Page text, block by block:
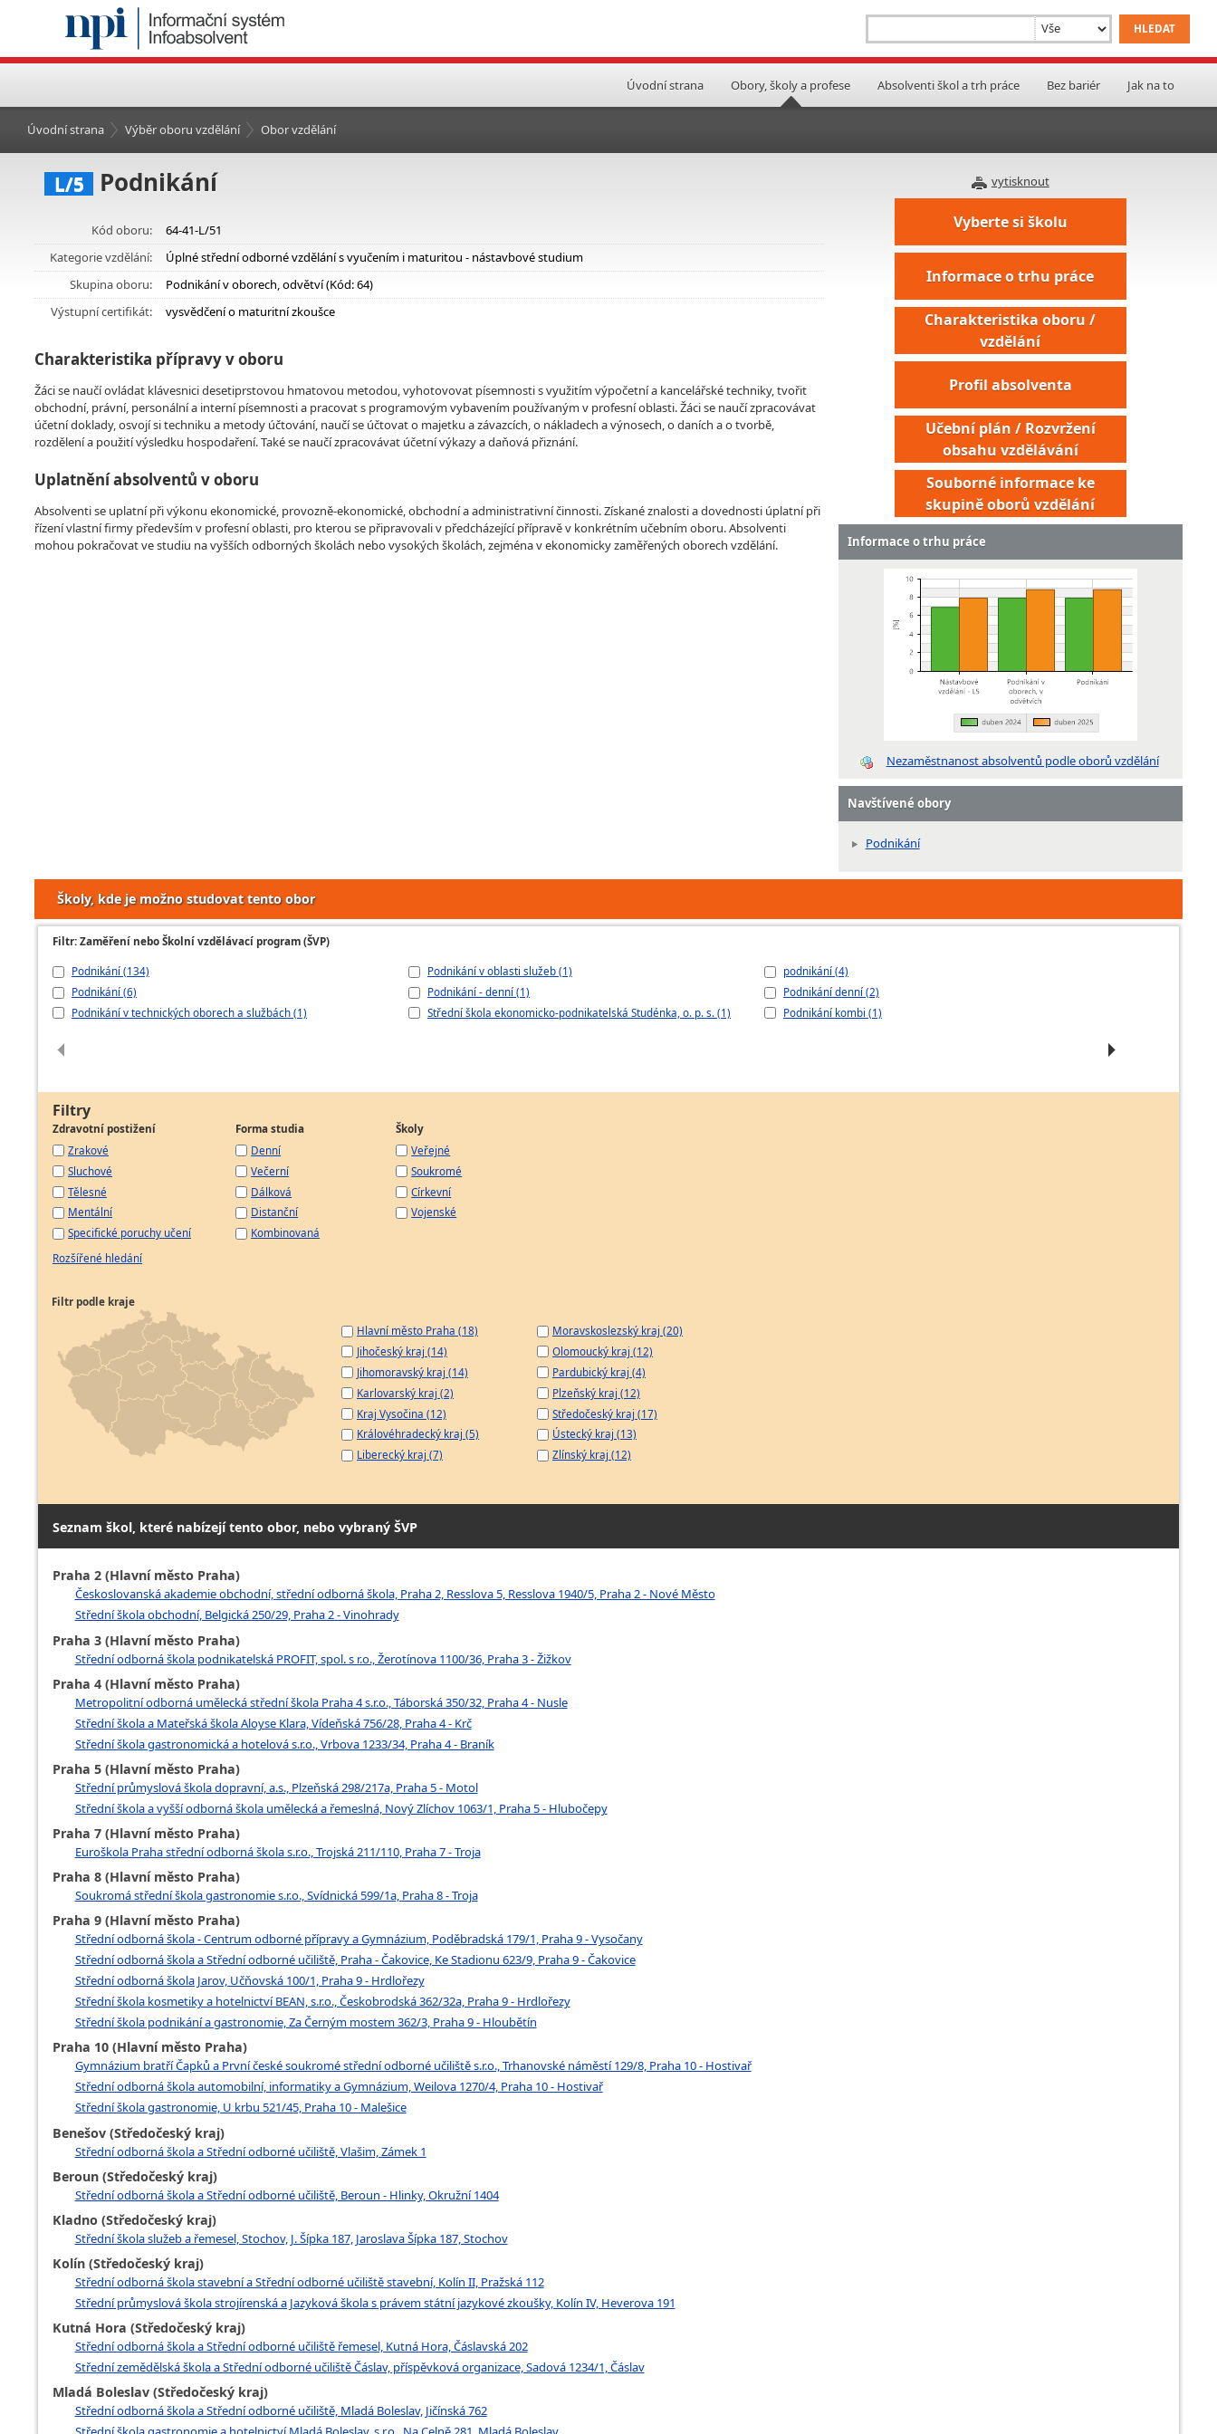
Úvodní strana Obory, školy a profese Absolventi škol a trh práce Bez bariér Jak na to
Úvodní strana Výběr oboru vzdělání Obor vzdělání
vytisknout
L/5 Podnikání
Kód oboru:
64-41-L/51
Kategorie vzdělání:
Úplné střední odborné vzdělání s vyučením i maturitou - nástavbové studium
Skupina oboru:
Podnikání v oborech, odvětví (Kód: 64)
Výstupní certifikát:
vysvědčení o maturitní zkoušce
Charakteristika přípravy v oboru
Žáci se naučí ovládat klávesnici desetiprstovou hmatovou metodou, vyhotovovat písemnosti s využitím výpočetní a kancelářské techniky, tvořit
obchodní, právní, personální a interní písemnosti a pracovat s programovým vybavením používaným v profesní oblasti. Žáci se naučí zpracovávat
účetní doklady, osvojí si techniku a metody účtování, naučí se účtovat o majetku a závazcích, o nákladech a výnosech, o daních a o tvorbě,
rozdělení a použití výsledku hospodaření. Také se naučí zpracovávat účetní výkazy a daňová přiznání.
Uplatnění absolventů v oboru
Absolventi se uplatní při výkonu ekonomické, provozně-ekonomické, obchodní a administrativní činnosti. Získané znalosti a dovednosti úplatní při
řízení vlastní firmy především v profesní oblasti, pro kterou se připravovali v předcházející přípravě v konkrétním učebním oboru. Absolventi
mohou pokračovat ve studiu na vyšších odborných školách nebo vysokých školách, zejména v ekonomicky zaměřených oborech vzdělání.
Vyberte si školu
Informace o trhu práce
Charakteristika oboru /
vzdělání
Profil absolventa
Učební plán / Rozvržení
obsahu vzdělávání
Souborné informace ke
skupině oborů vzdělání
Informace o trhu práce
Nezaměstnanost absolventů podle oborů vzdělání
Navštívené obory
Podnikání
Školy, kde je možno studovat tento obor
Filtr: Zaměření nebo Školní vzdělávací program (ŠVP)
Podnikání (134)
Podnikání (6)
Podnikání v technických oborech a službách (1)
Podnikání v oblasti služeb (1)
Podnikání - denní (1)
Střední škola ekonomicko-podnikatelská Studénka, o. p. s. (1)
podnikání (4)
Podnikání denní (2)
Podnikání kombi (1)
Filtry
Zdravotní postižení
Zrakové
Sluchové
Tělesné
Mentální
Specifické poruchy učení
Forma studia
Denní
Večerní
Dálková
Distanční
Kombinovaná
Školy
Veřejné
Soukromé
Církevní
Vojenské
Rozšířené hledání
Filtr podle kraje
Hlavní město Praha (18)
Jihočeský kraj (14)
Jihomoravský kraj (14)
Karlovarský kraj (2)
Kraj Vysočina (12)
Královéhradecký kraj (5)
Liberecký kraj (7)
Moravskoslezský kraj (20)
Olomoucký kraj (12)
Pardubický kraj (4)
Plzeňský kraj (12)
Středočeský kraj (17)
Ústecký kraj (13)
Zlínský kraj (12)
Seznam škol, které nabízejí tento obor, nebo vybraný ŠVP
Praha 2 (Hlavní město Praha)
Českoslovanská akademie obchodní, střední odborná škola, Praha 2, Resslova 5, Resslova 1940/5, Praha 2 - Nové Město
Střední škola obchodní, Belgická 250/29, Praha 2 - Vinohrady
Praha 3 (Hlavní město Praha)
Střední odborná škola podnikatelská PROFIT, spol. s r.o., Žerotínova 1100/36, Praha 3 - Žižkov
Praha 4 (Hlavní město Praha)
Metropolitní odborná umělecká střední škola Praha 4 s.r.o., Táborská 350/32, Praha 4 - Nusle
Střední škola a Mateřská škola Aloyse Klara, Vídeňská 756/28, Praha 4 - Krč
Střední škola gastronomická a hotelová s.r.o., Vrbova 1233/34, Praha 4 - Braník
Praha 5 (Hlavní město Praha)
Střední průmyslová škola dopravní, a.s., Plzeňská 298/217a, Praha 5 - Motol
Střední škola a vyšší odborná škola umělecká a řemeslná, Nový Zlíchov 1063/1, Praha 5 - Hlubočepy
Praha 7 (Hlavní město Praha)
Euroškola Praha střední odborná škola s.r.o., Trojská 211/110, Praha 7 - Troja
Praha 8 (Hlavní město Praha)
Soukromá střední škola gastronomie s.r.o., Svídnická 599/1a, Praha 8 - Troja
Praha 9 (Hlavní město Praha)
Střední odborná škola - Centrum odborné přípravy a Gymnázium, Poděbradská 179/1, Praha 9 - Vysočany
Střední odborná škola a Střední odborné učiliště, Praha - Čakovice, Ke Stadionu 623/9, Praha 9 - Čakovice
Střední odborná škola Jarov, Učňovská 100/1, Praha 9 - Hrdlořezy
Střední škola kosmetiky a hotelnictví BEAN, s.r.o., Českobrodská 362/32a, Praha 9 - Hrdlořezy
Střední škola podnikání a gastronomie, Za Černým mostem 362/3, Praha 9 - Hloubětín
Praha 10 (Hlavní město Praha)
Gymnázium bratří Čapků a První české soukromé střední odborné učiliště s.r.o., Trhanovské náměstí 129/8, Praha 10 - Hostivař
Střední odborná škola automobilní, informatiky a Gymnázium, Weilova 1270/4, Praha 10 - Hostivař
Střední škola gastronomie, U krbu 521/45, Praha 10 - Malešice
Benešov (Středočeský kraj)
Střední odborná škola a Střední odborné učiliště, Vlašim, Zámek 1
Beroun (Středočeský kraj)
Střední odborná škola a Střední odborné učiliště, Beroun - Hlinky, Okružní 1404
Kladno (Středočeský kraj)
Střední škola služeb a řemesel, Stochov, J. Šípka 187, Jaroslava Šípka 187, Stochov
Kolín (Středočeský kraj)
Střední odborná škola stavební a Střední odborné učiliště stavební, Kolín II, Pražská 112
Střední průmyslová škola strojírenská a Jazyková škola s právem státní jazykové zkoušky, Kolín IV, Heverova 191
Kutná Hora (Středočeský kraj)
Střední odborná škola a Střední odborné učiliště řemesel, Kutná Hora, Čáslavská 202
Střední zemědělská škola a Střední odborné učiliště Čáslav, příspěvková organizace, Sadová 1234/1, Čáslav
Mladá Boleslav (Středočeský kraj)
Střední odborná škola a Střední odborné učiliště, Mladá Boleslav, Jičínská 762